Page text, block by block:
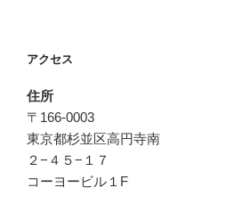
アクセス
住所
〒166-0003
東京都杉並区高円寺南
２−４５−１７
コーヨービル１F